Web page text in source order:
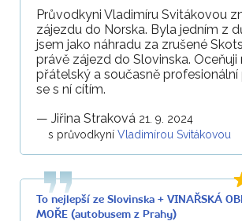
Průvodkyni Vladimíru Svitákovou
zájezdu do Norska. Byla jedním z
jsem jako náhradu za zrušené
právě zájezd do Slovinska. Oceňuji
přátelský a současně
se s ní cítím.
— Jiřina Straková 21. 9. 2024
s průvodkyní Vladimírou Svitákovou
To nejlepší ze Slovinska + VINAŘSKÁ
MOŘE (autobusem z Prahy)